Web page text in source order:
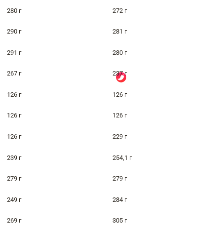
280 г 272 г
290 г 281 г
291 г 280 г
267 г 237 г
126 г 126 г
126 г 126 г
126 г 229 г
239 г 254,1 г
279 г 279 г
249 г 284 г
269 г 305 г